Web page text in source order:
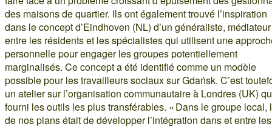
des maisons de quartier. Ils ont également trouvé l’inspiration
dans le concept d’Eindhoven (NL) d’un généraliste, médiateur
entre les résidents et les spécialistes qui utilisent une
personnelle pour engager les groupes potentiellement
marginalisés. Ce concept a été identifié comme un modèle
possible pour les travailleurs sociaux sur Gdańsk. C’est
un atelier sur l’organisation communautaire à Londres (UK)
fourni les outils les plus transférables. « Dans le groupe local,
de nos plans était de développer l’intégration dans et entre les